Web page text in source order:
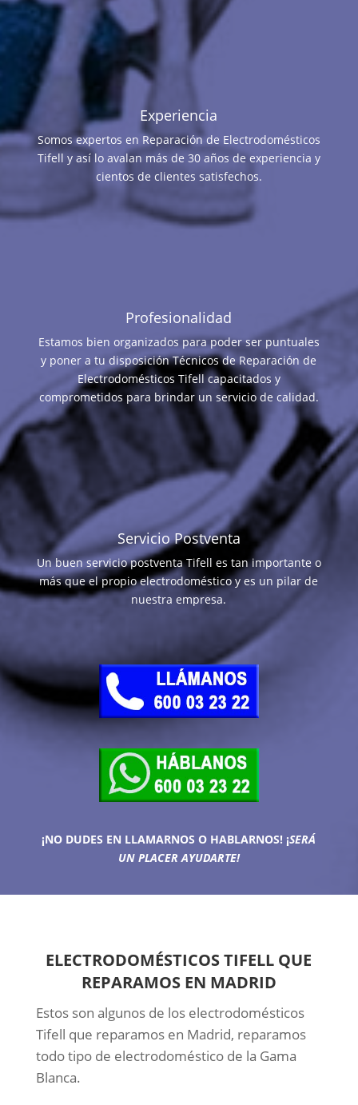
Experiencia
Somos expertos en Reparación de Electrodomésticos
Tifell y así lo avalan más de 30 años de experiencia y
cientos de clientes satisfechos.
Profesionalidad
Estamos bien organizados para poder ser puntuales
y poner a tu disposición Técnicos de Reparación de
Electrodomésticos Tifell capacitados y
comprometidos para brindar un servicio de calidad.
Servicio Postventa
Un buen servicio postventa Tifell es tan importante o
más que el propio electrodoméstico y es un pilar de
nuestra empresa.
¡NO DUDES EN LLAMARNOS O HABLARNOS! ¡SERÁ
UN PLACER AYUDARTE!
ELECTRODOMÉSTICOS TIFELL QUE
REPARAMOS EN MADRID
Estos son algunos de los electrodomésticos
Tifell que reparamos en Madrid, reparamos
todo tipo de electrodoméstico de la Gama
Blanca.